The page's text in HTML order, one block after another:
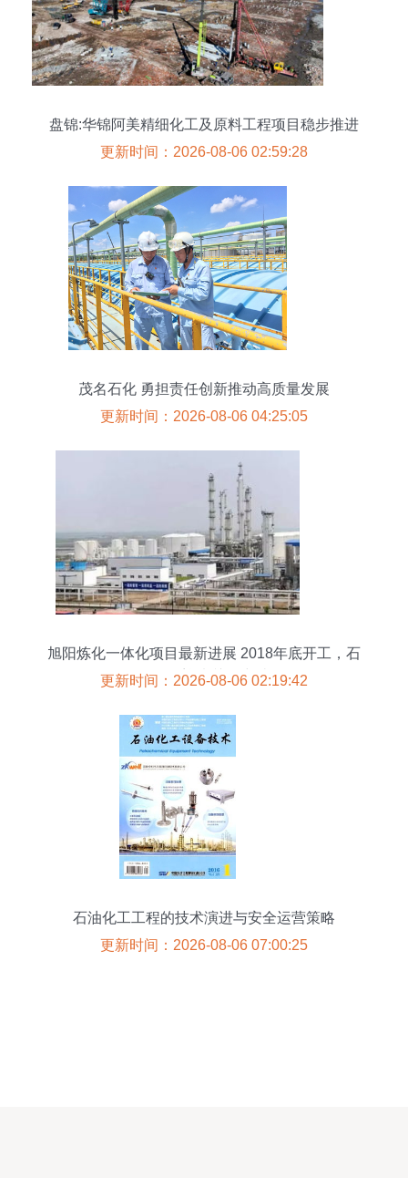
盘锦:华锦阿美精细化工及原料工程项目稳步推进
更新时间：2026-08-06 02:59:28
茂名石化 勇担责任创新推动高质量发展
更新时间：2026-08-06 04:25:05
旭阳炼化一体化项目最新进展 2018年底开工，石
化工程迎来关键突破
更新时间：2026-08-06 02:19:42
石油化工工程的技术演进与安全运营策略
更新时间：2026-08-06 07:00:25